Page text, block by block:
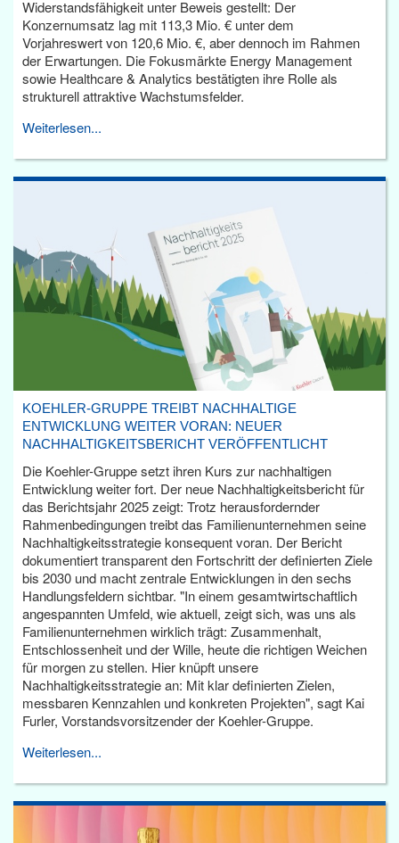
Widerstandsfähigkeit unter Beweis gestellt: Der
Konzernumsatz lag mit 113,3 Mio. € unter dem
Vorjahreswert von 120,6 Mio. €, aber dennoch im Rahmen
der Erwartungen. Die Fokusmärkte Energy Management
sowie Healthcare & Analytics bestätigten ihre Rolle als
strukturell attraktive Wachstumsfelder.
Weiterlesen...
KOEHLER-GRUPPE TREIBT NACHHALTIGE
ENTWICKLUNG WEITER VORAN: NEUER
NACHHALTIGKEITSBERICHT VERÖFFENTLICHT
Die Koehler-Gruppe setzt ihren Kurs zur nachhaltigen
Entwicklung weiter fort. Der neue Nachhaltigkeitsbericht für
das Berichtsjahr 2025 zeigt: Trotz herausfordernder
Rahmenbedingungen treibt das Familienunternehmen seine
Nachhaltigkeitsstrategie konsequent voran. Der Bericht
dokumentiert transparent den Fortschritt der definierten Ziele
bis 2030 und macht zentrale Entwicklungen in den sechs
Handlungsfeldern sichtbar. "In einem gesamtwirtschaftlich
angespannten Umfeld, wie aktuell, zeigt sich, was uns als
Familienunternehmen wirklich trägt: Zusammenhalt,
Entschlossenheit und der Wille, heute die richtigen Weichen
für morgen zu stellen. Hier knüpft unsere
Nachhaltigkeitsstrategie an: Mit klar definierten Zielen,
messbaren Kennzahlen und konkreten Projekten", sagt Kai
Furler, Vorstandsvorsitzender der Koehler-Gruppe.
Weiterlesen...